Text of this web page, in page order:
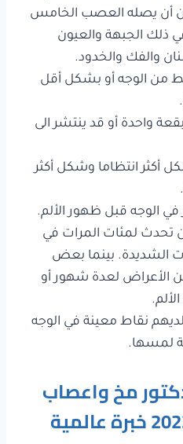
أن يصله العصب الخامس
ذلك الجبهة والعيون
والفك والخدود.
من الوجه أو بشكل أقل
واحدة أو قد ينتشر الى
أكثر انتظاما وشكل أكثر
الوجه قبل ظهور الألم.
تحدث لمئات المرات في
الشديدة. بينما بعض
الأعراض لعدة شهور أو
نقاط معينة في الوجه
لمسها.
مخ واعصاب